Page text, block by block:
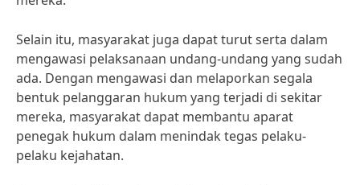
Selain itu, masyarakat juga dapat turut serta dalam
mengawasi pelaksanaan undang-undang yang sudah
ada. Dengan mengawasi dan melaporkan segala
bentuk pelanggaran hukum yang terjadi di sekitar
mereka, masyarakat dapat membantu aparat
penegak hukum dalam menindak tegas pelaku-
pelaku kejahatan.